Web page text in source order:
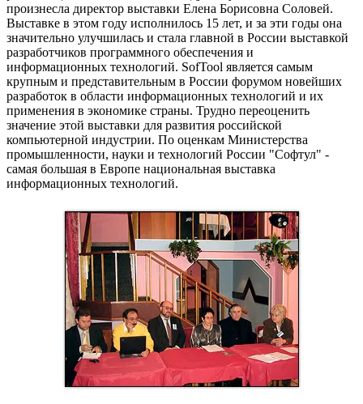
произнесла директор выставки Елена Борисовна Соловей.
Выставке в этом году исполнилось 15 лет, и за эти годы она
значительно улучшилась и стала главной в России выставкой
разработчиков программного обеспечения и
информационных технологий. SofTool является самым
крупным и представительным в России форумом новейших
разработок в области информационных технологий и их
применения в экономике страны. Трудно переоценить
значение этой выставки для развития российской
компьютерной индустрии. По оценкам Министерства
промышленности, науки и технологий России "Софтул" -
самая большая в Европе национальная выставка
информационных технологий.